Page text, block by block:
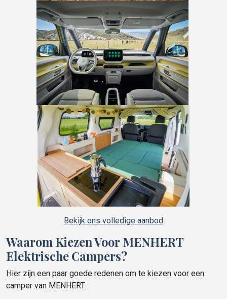
Bekijk ons volledige aanbod
Waarom Kiezen Voor MENHERT
Elektrische Campers?
Hier zijn een paar goede redenen om te kiezen voor een
camper van MENHERT: